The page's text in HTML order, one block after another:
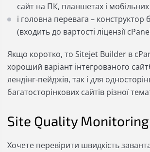
сайт на ПК, планшетах і
і головна перевага –
(входить до вартості ліцензії
Якщо коротко, то Sitejet Builder в
хороший варіант інтегрованого
лендінг-пейджів, так і для
багатосторінкових сайтів різної
Site Quality Monitoring
Хочете перевірити швидкість